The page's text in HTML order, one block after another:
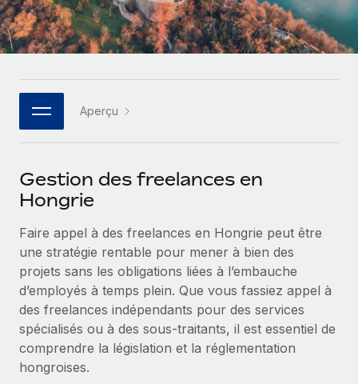
Plateforme
Des fonctions RH clés intégrées pour votre équipe
Connectez n'importe quel outil d’IA à Remote grâce à
notre MCP
Rationalisez vos processus avec des outils essentiels
SERVICES
Demandez aux experts
Recevez des conseils d’experts sur les RH à
l’international et la conformité
Contrôles d’antécédents
Simplifiez vos processus de présélection des
candidats
Entreprises intermédiaires
Développez vos équipes avec des solutions RH sur
mesure
Entreprise
Les RH à l’international pour les grandes entreprises
Partenaires stratégiques de la tech
Intégrez les RH à l’international de manière flexible
Devenir partenaire
Explorez avec nous vos opportunités de partenariat
Remote Build
Bientôt disponible
Conseil en intégrations et automatisations assistées par
ÉTUDES DE CAS
Études de cas
Checklists et modèles
Descriptions de postes
Événements
Données sur les salaires et les talents
Centre de ressources
Obtenir de l’aide
Voir toutes les ressources
Italiano
Português (Portugal)
日本語
한국어
Aperçu
Gestion des freelances en
Hongrie
Faire appel à des freelances en Hongrie peut être
une stratégie rentable pour mener à bien des
projets sans les obligations liées à l’embauche
d’employés à temps plein. Que vous fassiez appel à
des freelances indépendants pour des services
spécialisés ou à des sous‑traitants, il est essentiel de
comprendre la législation et la réglementation
hongroises.